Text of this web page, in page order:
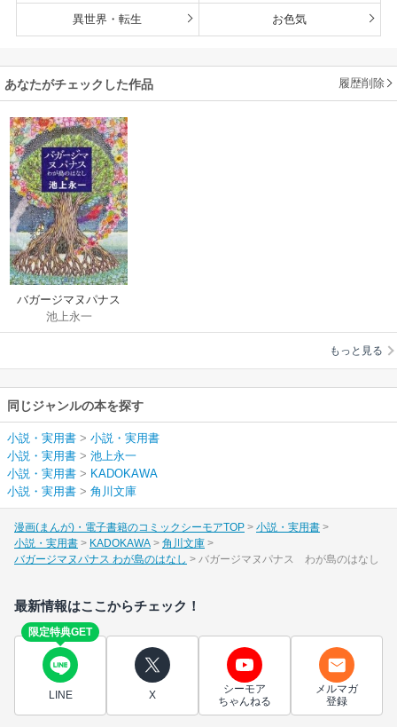
異世界・転生 お色気
あなたがチェックした作品 履歴削除
バガージマヌパナス
わが島のはなし
池上永一
もっと見る
同じジャンルの本を探す
小説・実用書 > 小説・実用書
小説・実用書 > 池上永一
小説・実用書 > KADOKAWA
小説・実用書 > 角川文庫
漫画(まんが)・電子書籍のコミックシーモアTOP
小説・実用書
小説・実用書
KADOKAWA
角川文庫
バガージマヌパナス わが島のはなし
バガージマヌパナス わが島のはなし
最新情報はここからチェック！
限定特典GET
LINE X
シーモア
ちゃんねる
メルマガ
登録